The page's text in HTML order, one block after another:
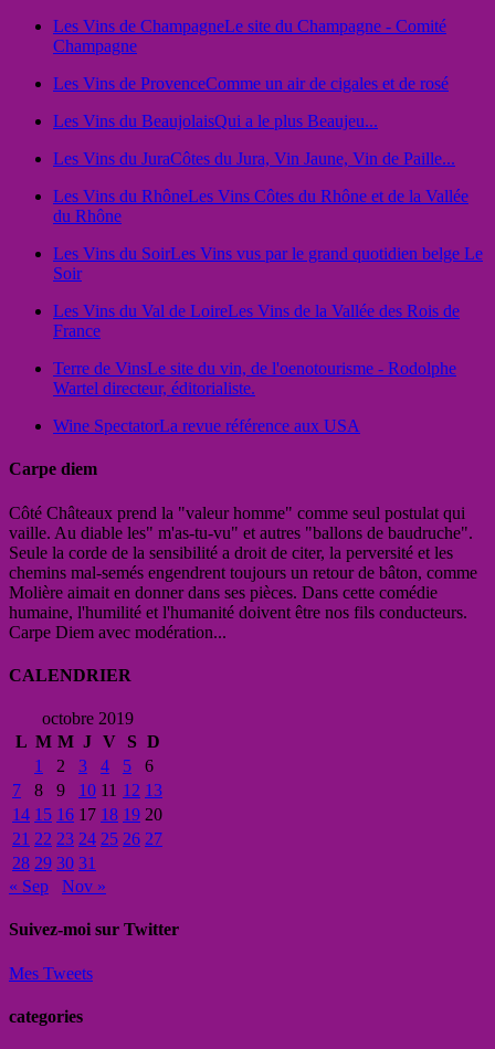
Les Vins de ChampagneLe site du Champagne - Comité
Champagne
Les Vins de ProvenceComme un air de cigales et de rosé
Les Vins du BeaujolaisQui a le plus Beaujeu...
Les Vins du JuraCôtes du Jura, Vin Jaune, Vin de Paille...
Les Vins du RhôneLes Vins Côtes du Rhône et de la Vallée
du Rhône
Les Vins du SoirLes Vins vus par le grand quotidien belge Le
Soir
Les Vins du Val de LoireLes Vins de la Vallée des Rois de
France
Terre de VinsLe site du vin, de l'oenotourisme - Rodolphe
Wartel directeur, éditorialiste.
Wine SpectatorLa revue référence aux USA
Carpe diem
Côté Châteaux prend la "valeur homme" comme seul postulat qui
vaille. Au diable les" m'as-tu-vu" et autres "ballons de baudruche".
Seule la corde de la sensibilité a droit de citer, la perversité et les
chemins mal-semés engendrent toujours un retour de bâton, comme
Molière aimait en donner dans ses pièces. Dans cette comédie
humaine, l'humilité et l'humanité doivent être nos fils conducteurs.
Carpe Diem avec modération...
CALENDRIER
octobre 2019
L M M J V S D
1
2 3 4 5
6
7
8 9 10 11 12 13
14 15 16 17 18 19 20
21 22 23 24 25 26 27
28 29 30 31
« Sep
Nov »
Suivez-moi sur Twitter
Mes Tweets
categories